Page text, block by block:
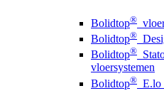
Bolidtop®
Bolidtop®
Bolidtop®
vloersystemen
Bolidtop® E.lo